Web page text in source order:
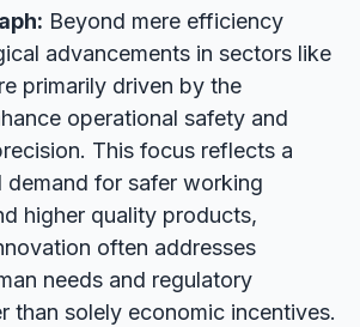
Beyond mere efficiency
advancements in sectors like
primarily driven by the
operational safety and
This focus reflects a
demand for safer working
higher quality products,
often addresses
needs and regulatory
than solely economic incentives.